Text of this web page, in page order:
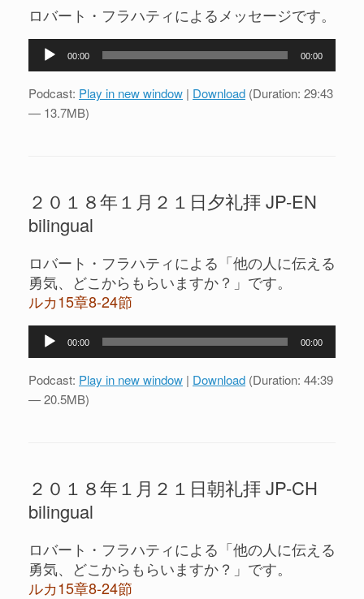
ロバート・フラハティによるメッセージです。
プ
00:00 00:00
Podcast: Play in new window | Download (Duration: 29:43
— 13.7MB)
２０１８年１月２１日夕礼拝 JP-EN
bilingual
ロバート・フラハティによる「他の人に伝える
勇気、どこからもらいますか？」です。
ルカ15章8-24節
プ
00:00 00:00
Podcast: Play in new window | Download (Duration: 44:39
— 20.5MB)
２０１８年１月２１日朝礼拝 JP-CH
bilingual
ロバート・フラハティによる「他の人に伝える
勇気、どこからもらいますか？」です。
ルカ15章8-24節